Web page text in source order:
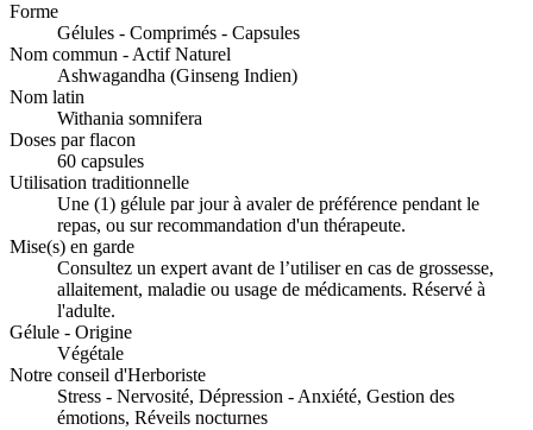
Forme
Gélules - Comprimés - Capsules
Nom commun - Actif Naturel
Ashwagandha (Ginseng Indien)
Nom latin
Withania somnifera
Doses par flacon
60 capsules
Utilisation traditionnelle
Une (1) gélule par jour à avaler de préférence pendant le
repas, ou sur recommandation d'un thérapeute.
Mise(s) en garde
Consultez un expert avant de l’utiliser en cas de grossesse,
allaitement, maladie ou usage de médicaments. Réservé à
l'adulte.
Gélule - Origine
Végétale
Notre conseil d'Herboriste
Stress - Nervosité, Dépression - Anxiété, Gestion des
émotions, Réveils nocturnes